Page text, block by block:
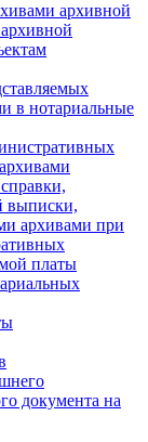
архивной
в нотариальные
выписки,
архивами при
платы
документа на